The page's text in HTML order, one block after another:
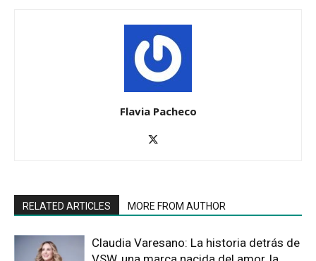
Flavia Pacheco
RELATED ARTICLES MORE FROM AUTHOR
Claudia Varesano: La historia detrás de